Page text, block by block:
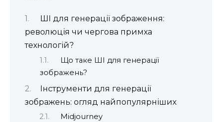
ШІ для генерації зображення:
революція чи чергова примха
технологій?
Що таке ШІ для генерації
зображень?
Інструменти для генерації
зображень: огляд найпопулярніших
Midjourney